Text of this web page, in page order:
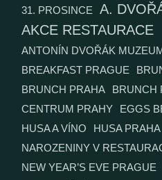
31. PROSINCE
A.
AKCE RESTAURACE
ANTONÍN DVOŘÁK
BREAKFAST PRAGUE
BRUNCH PRAHA
BRUNCH
CENTRUM PRAHY
EGGS
HUSA A VÍNO
HUSA PRAHA
NAROZENINY V
NEW YEAR’S EVE PRAGUE